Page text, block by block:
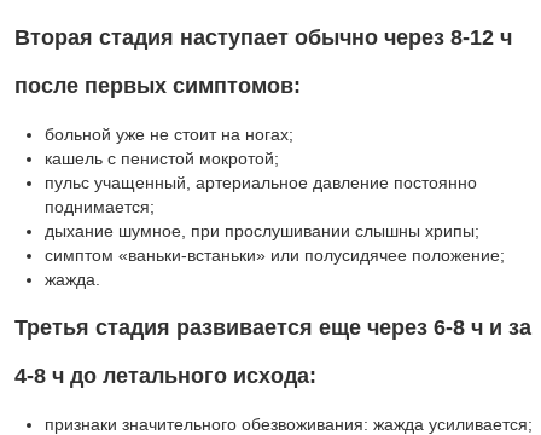
Вторая стадия наступает обычно через 8-12 ч
после первых симптомов:
больной уже не стоит на ногах;
кашель с пенистой мокротой;
пульс учащенный, артериальное давление постоянно
поднимается;
дыхание шумное, при прослушивании слышны хрипы;
симптом «ваньки-встаньки» или полусидячее положение;
жажда.
Третья стадия развивается еще через 6-8 ч и за
4-8 ч до летального исхода:
признаки значительного обезвоживания: жажда усиливается;